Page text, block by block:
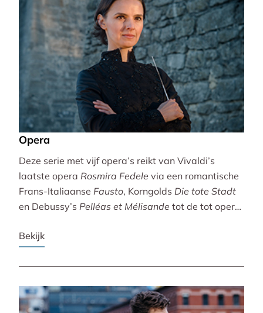
Opera
Deze serie met vijf opera’s reikt van Vivaldi’s
laatste opera Rosmira Fedele via een romantische
Frans-Italiaanse Fausto, Korngolds Die tote Stadt
en Debussy’s Pelléas et Mélisande tot de tot opera
Vivaldi wordt gebracht door de Accademia
opera’s tekenen het Radio Filharmonisch Orkest en
Bekijk